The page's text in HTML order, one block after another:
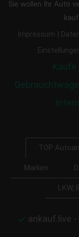
Sie wollen Ihr Auto
Impressum |
Kaufe
TOP
Marken
LKW,
ankauf.live